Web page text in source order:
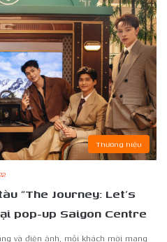
Thương hiệu
“The Journey: Let’s
pop-up Saigon Centre
và điện ảnh, mỗi khách mời mang